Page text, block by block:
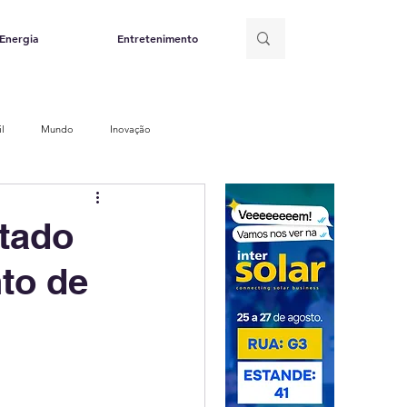
Energia Entretenimento
Mundo Inovação
de energiade